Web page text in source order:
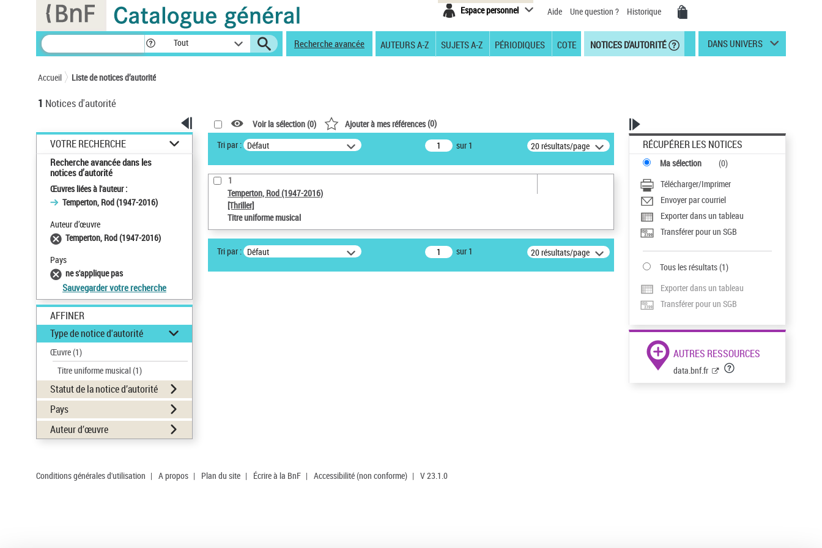
Espace personnel Aide Une question ? Historique
Tout Recherche avancée AUTEURS A-Z SUJETS A-Z PÉRIODIQUES COTE NOTICES D'AUTORITÉ DANS UNIVERS
Accueil Liste de notices d’autorité
1 Notices d'autorité
VOTRE RECHERCHE
Recherche avancée dans les
notices d’autorité
Œuvres liées à l'auteur :
Temperton, Rod (1947-2016)
Auteur d’œuvre
Temperton, Rod (1947-2016)
Pays
ne s'applique pas
Sauvegarder votre recherche
AFFINER
Type de notice d'autorité
Œuvre(1)
Titre uniforme musical(1)
Statut de la notice d’autorité
Pays
Auteur d’œuvre
Voir la sélection (0) Ajouter à mes références(0)
Tri par : Défaut sur 1 20 résultats/page
1
Temperton, Rod (1947-2016)
[Thriller]
Titre uniforme musical
Tri par : Défaut sur 1 20 résultats/page
RÉCUPÉRER LES NOTICES
Ma sélection (0)
Télécharger/Imprimer
Envoyer par courriel
Exporter dans un tableau
Transférer pour un SGB
Tous les résultats(1)
Exporter dans un tableau
Transférer pour un SGB
AUTRES RESSOURCES
data.bnf.fr
Conditions générales d'utilisation | A propos | Plan du site | Écrire à la BnF | Accessibilité (non conforme) | V 23.1.0
Panneau de gestion des cookies